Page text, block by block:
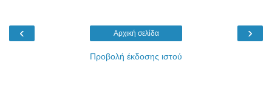
‹ ›
Αρχική σελίδα
Προβολή έκδοσης ιστού